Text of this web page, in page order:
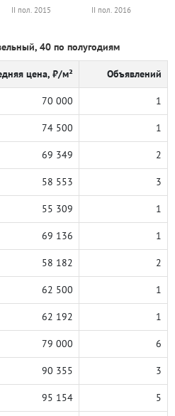
II пол. 2015 II пол. 2016
40 по полугодиям
цена, ₽/м² Объявлений
70 000 1
74 500 1
69 349 2
58 553 3
55 309 1
69 136 1
58 182 2
62 500 1
62 192 1
79 000 6
90 355 3
95 154 5